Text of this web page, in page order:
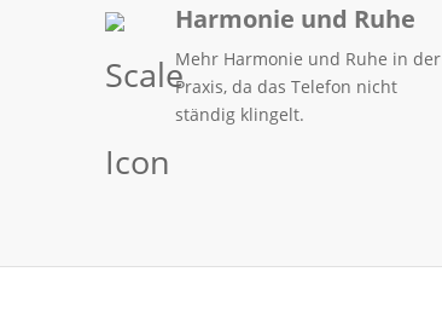
Harmonie und Ruhe
Mehr Harmonie und Ruhe in der
Praxis, da das Telefon nicht
ständig klingelt.